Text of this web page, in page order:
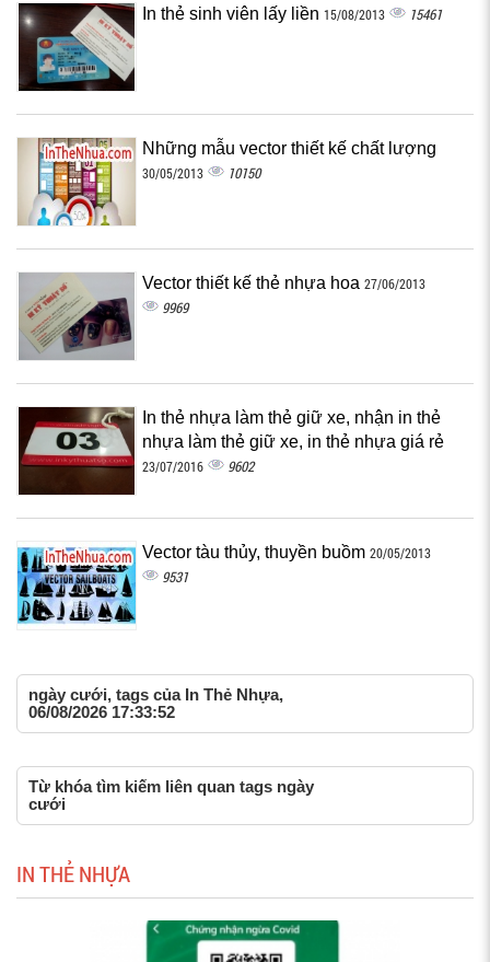
In thẻ sinh viên lấy liền 15/08/2013 15461
Những mẫu vector thiết kế chất lượng
30/05/2013 10150
Vector thiết kế thẻ nhựa hoa 27/06/2013
9969
In thẻ nhựa làm thẻ giữ xe, nhận in thẻ
nhựa làm thẻ giữ xe, in thẻ nhựa giá rẻ
23/07/2016 9602
Vector tàu thủy, thuyền buồm 20/05/2013
9531
ngày cưới, tags của In Thẻ Nhựa,
06/08/2026 17:33:52
Từ khóa tìm kiếm liên quan tags ngày
cưới
IN THẺ NHỰA